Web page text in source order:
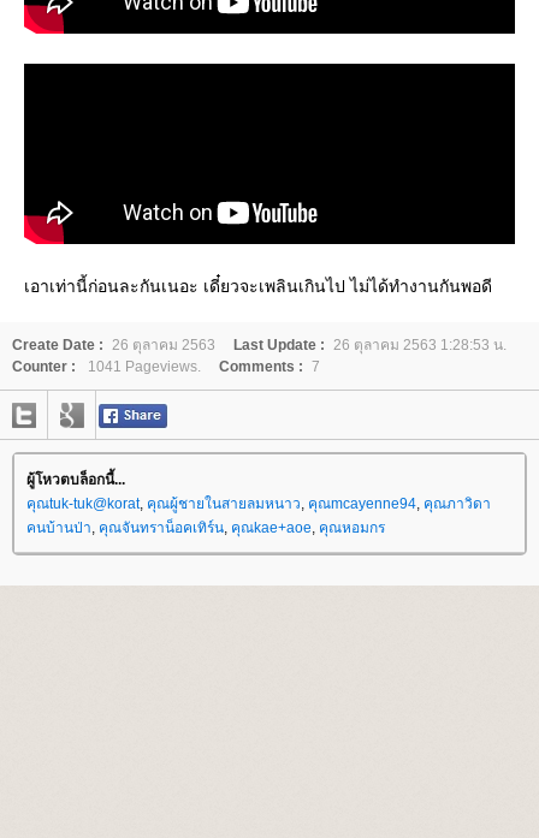
เอาเท่านี้ก่อนละกันเนอะ เดี๋ยวจะเพลินเกินไป ไม่ได้ทำงานกันพอดี
Create Date : 26 ตุลาคม 2563 Last Update : 26 ตุลาคม 2563 1:28:53 น.
Counter :
1041 Pageviews. Comments : 7
ผู้โหวตบล็อกนี้...
คุณtuk-tuk@korat, คุณผู้ชายในสายลมหนาว, คุณmcayenne94, คุณภาวิดา
คนบ้านป่า, คุณจันทราน็อคเทิร์น, คุณkae+aoe, คุณหอมกร